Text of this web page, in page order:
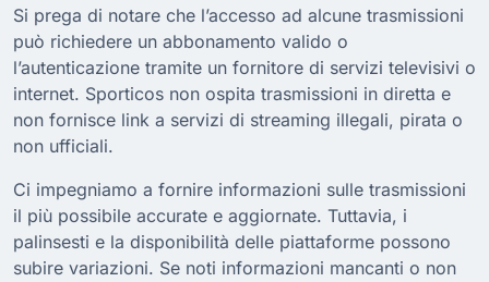
Si prega di notare che l’accesso ad alcune trasmissioni
può richiedere un abbonamento valido o
l’autenticazione tramite un fornitore di servizi televisivi o
internet. Sporticos non ospita trasmissioni in diretta e
non fornisce link a servizi di streaming illegali, pirata o
non ufficiali.
Ci impegniamo a fornire informazioni sulle trasmissioni
il più possibile accurate e aggiornate. Tuttavia, i
palinsesti e la disponibilità delle piattaforme possono
subire variazioni. Se noti informazioni mancanti o non